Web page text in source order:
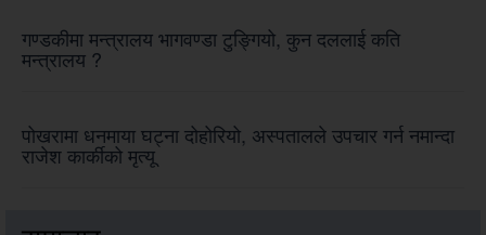
गण्डकीमा मन्त्रालय भागवण्डा टुङ्गियो, कुन दललाई कति
मन्त्रालय ?
पोखरामा धनमाया घट्ना दोहोरियो, अस्पतालले उपचार गर्न नमान्दा
राजेश कार्कीको मृत्यू